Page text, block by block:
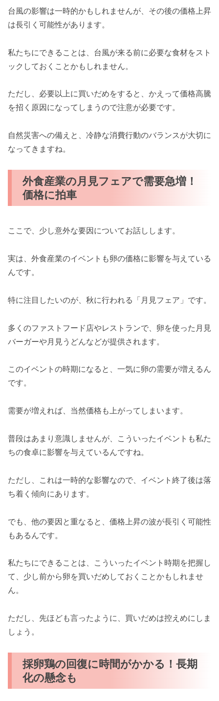
台風の影響は一時的かもしれませんが、その後の価格上昇
は長引く可能性があります。
私たちにできることは、台風が来る前に必要な食材をスト
ックしておくことかもしれません。
ただし、必要以上に買いだめをすると、かえって価格高騰
を招く原因になってしまうので注意が必要です。
自然災害への備えと、冷静な消費行動のバランスが大切に
なってきますね。
外食産業の月見フェアで需要急増！
価格に拍車
ここで、少し意外な要因についてお話しします。
実は、外食産業のイベントも卵の価格に影響を与えている
んです。
特に注目したいのが、秋に行われる「月見フェア」です。
多くのファストフード店やレストランで、卵を使った月見
バーガーや月見うどんなどが提供されます。
このイベントの時期になると、一気に卵の需要が増えるん
です。
需要が増えれば、当然価格も上がってしまいます。
普段はあまり意識しませんが、こういったイベントも私た
ちの食卓に影響を与えているんですね。
ただし、これは一時的な影響なので、イベント終了後は落
ち着く傾向にあります。
でも、他の要因と重なると、価格上昇の波が長引く可能性
もあるんです。
私たちにできることは、こういったイベント時期を把握し
て、少し前から卵を買いだめしておくことかもしれませ
ん。
ただし、先ほども言ったように、買いだめは控えめにしま
しょう。
採卵鶏の回復に時間がかかる！長期
化の懸念も